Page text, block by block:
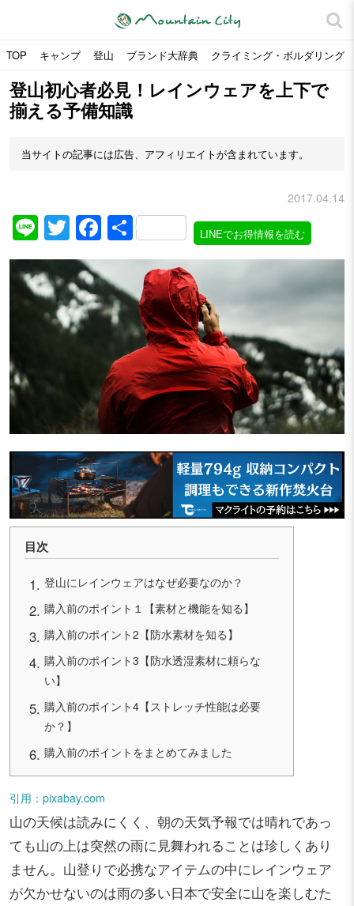
TOP キャンプ 登山 ブランド大辞典 クライミング・ボルダリング
登山初心者必見！レインウェアを上下で
揃える予備知識
当サイトの記事には広告、アフィリエイトが含まれています。
2017.04.14
LineTwitter
Facebook
共
有
LINEでお得情報を読む
目次
登山にレインウェアはなぜ必要なのか？
購入前のポイント１【素材と機能を知る】
購入前のポイント2【防水素材を知る】
購入前のポイント3【防水透湿素材に頼らな
い】
購入前のポイント4【ストレッチ性能は必要
か？】
購入前のポイントをまとめてみました
引用：pixabay.com
山の天候は読みにくく、朝の天気予報では晴れであっ
ても山の上は突然の雨に見舞われることは珍しくあり
ません。山登りで必携なアイテムの中にレインウェア
が欠かせないのは雨の多い日本で安全に山を楽しむた